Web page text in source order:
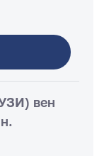
вен